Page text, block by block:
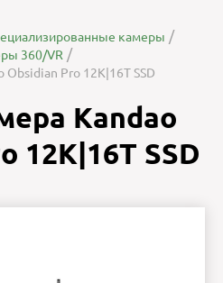
камеры
360/VR
Obsidian Pro 12K|16T SSD
Kandao
12K|16T SSD